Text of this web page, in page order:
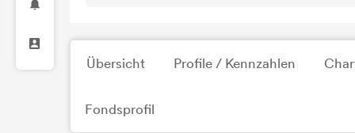
Übersicht Profile / Kennzahlen
Fondsprofil